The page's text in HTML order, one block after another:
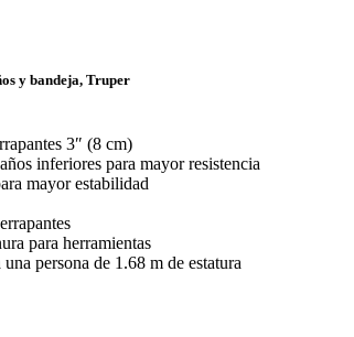
y bandeja, Truper
3″ (8 cm)
inferiores para mayor resistencia
mayor estabilidad
para herramientas
persona de 1.68 m de estatura